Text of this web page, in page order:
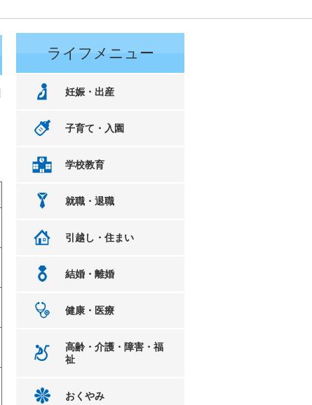
ライフメニュー
妊娠・出産
子育て・入園
学校教育
就職・退職
引越し・住まい
結婚・離婚
健康・医療
高齢・介護・障害・福
祉
おくやみ